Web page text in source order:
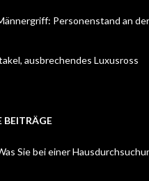
Personenstand an
ausbrechendes Luxusross
BEITRÄGE
Sie bei einer